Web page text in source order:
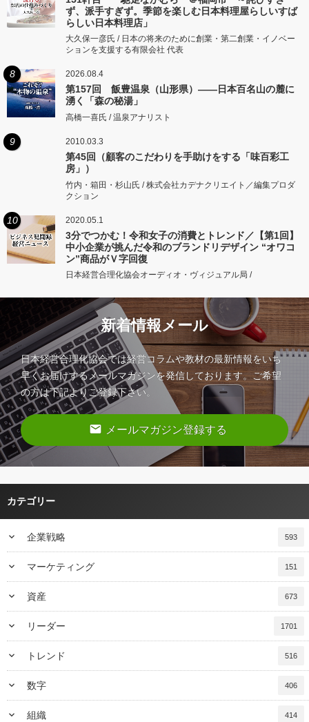
ず、派手すぎず。季節を楽しむ日本料理屋らしいすば
らしい日本料理店」
大久保一彦氏 / 日本の将来のために創業・第二創業・イノベー
ションを支援する有限会社 代表
8 2026.08.4
第157回 飯豊温泉（山形県）――日本百名山の麓に
湧く「森の秘湯」
高橋一喜氏 / 温泉アナリスト
9 2010.03.3
第45回（顧客のこだわりを手助けをする「味百彩工
房」）
竹内・箱田・杉山氏 / 株式会社カデナクリエイト／編集プロダ
クション
10 2020.05.1
3分でつかむ！令和女子の消費とトレンド／【第1回】
中小企業が挑んだ令和のブランドリデザイン “オワコ
ン”商品がＶ字回復
日本経営合理化協会オーディオ・ヴィジュアル局 /
新着情報メール
日本経営合理化協会では経営コラムや教材の最新情報をいち
早くお届けするメールマガジンを発信しております。ご希望
の方は下記よりご登録下さい。
email メールマガジン登録する
カテゴリー
keyboard_arrow_down 企業戦略 593
keyboard_arrow_down マーケティング 151
keyboard_arrow_down 資産 673
keyboard_arrow_down リーダー 1701
keyboard_arrow_down トレンド 516
keyboard_arrow_down 数字 406
keyboard_arrow_down 組織 414